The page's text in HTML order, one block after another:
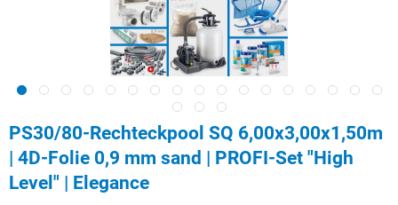
PS30/80-Rechteckpool SQ 6,00x3,00x1,50m
| 4D-Folie 0,9 mm sand | PROFI-Set "High
Level" | Elegance